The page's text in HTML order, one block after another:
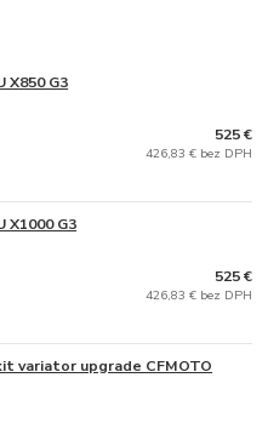
X850 G3
525 €
426,83 € bez DPH
X1000 G3
525 €
426,83 € bez DPH
variator upgrade CFMOTO